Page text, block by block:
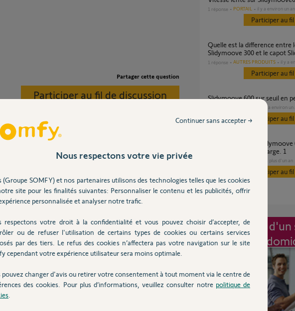
Partager cette question
Participer au fil de discussion
et ne sont vraiment utiles que si le portail fait
radio, un émetteur relié à la palpeuse est
capot moteur et relié sur BUS.
c'est vraiment si peu que ça entre
c'est la vitesse rapide ou standard ?
on trouve des choses en radio (mais
1 réponse PORTAIL il y a environ un an
Participer au
quelle est la difference entre le capot
Slidymoove 300 et le capot
1 réponse AUTRES PRODUITS il y a
Participer au
Slidymoove 600 sur seuil en
il y a environ un
Participer au
portail de 2.80m de large. 1
il y a plus d'un an
Participer au
Intervention d'un
à mon
Nous respectons votre vie privée
(Groupe SOMFY) et nos partenaires utilisons des technologies telles que les cookies
site pour les finalités suivantes: Personnaliser le contenu et les publicités, offrir
personnalisée et analyser notre trafic.
respectons votre droit à la confidentialité et vous pouvez choisir d’accepter, de
ou de refuser l'utilisation de certains types de cookies ou certains services
par des tiers. Le refus des cookies n’affectera pas votre navigation sur le site
cependant votre expérience utilisateur sera moins optimale.
pouvez changer d'avis ou retirer votre consentement à tout moment via le centre de
des cookies. Pour plus d’informations, veuillez consulter notre politique de
Continuer sans accepter →